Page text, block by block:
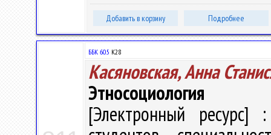
Добавить в корзину Подробнее
ББК 60.5 К28
Касяновская, Анна
Этносоциология
[Электронный ресурс]